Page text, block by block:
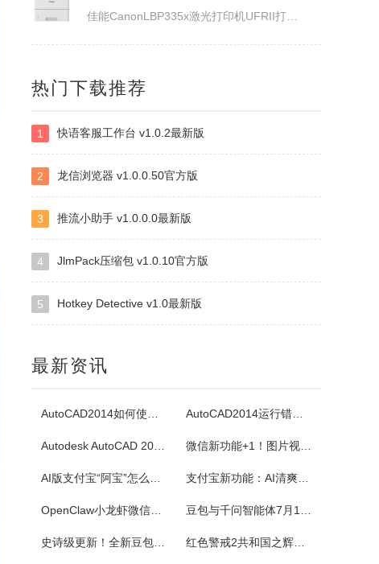
佳能Canon LBP335x 驱动
白金岛南昌麻将
白金岛掼蛋
腾讯桌球
《超级台球大师》是一款能成为荣耀王者的桌球游戏，排位赛的玩法真的太！爽！啦！游戏还原了真实的8球和斯诺克玩法，简单易上手的操作方式，真实的物理反馈，配以炫酷的动画特效，加上激动人心的赛事。我们在线上为广大球友准备了一个丰富多彩的桌球竞技世界。
佳能Canon imageFORCE C5150 驱动
热门下载推荐
1 快语客服工作台 v1.0.2最新版
2 龙信浏览器 v1.0.0.50官方版
3 推流小助手 v1.0.0.0最新版
4 JlmPack压缩包 v1.0.10官方版
5 Hotkey Detective v1.0最新版
最新资讯
AutoCAD2014如何使用图案填充 AutoCAD2014运行错误怎么办
Autodesk AutoCAD 2014安装教程 微信新功能+1！图片视频合并功能来了
AI版支付宝“阿宝”怎么用？右滑切换方法与内测邀请码获取指南 支付宝新功能：AI清爽版“阿宝”公测！
OpenClaw小龙虾微信接入教程：服务器部署、API Key配置 豆包与千问智能体7月15日下线！附3步完整数据备份与导出教程
史诗级更新！全新豆包视频通话功能来了 红色警戒2共和国之辉快捷键